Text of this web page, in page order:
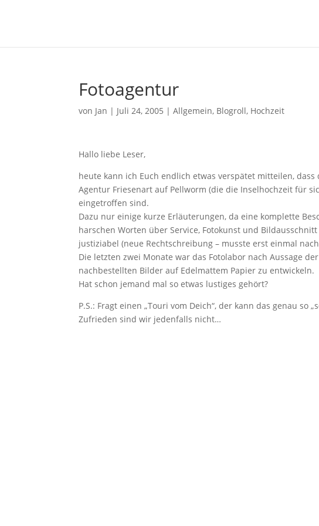
Fotoagentur
von Jan | Juli 24, 2005 |Allgemein, Blogroll, Hochzeit
Hallo liebe Leser,
heute kann ich Euch endlich etwas verspätet mitteilen,
Agentur Friesenart auf Pellworm (die die Inselhochzeit für
eingetroffen sind.
Dazu nur einige kurze Erläuterungen, da eine komplette
harschen Worten über Service, Fotokunst und
justiziabel (neue Rechtschreibung – musste erst einmal
Die letzten zwei Monate war das Fotolabor nach Aussage
nachbestellten Bilder auf Edelmattem Papier zu entwickeln.
Hat schon jemand mal so etwas lustiges gehört?
P.S.: Fragt einen „Touri vom Deich“, der kann das genau so
Zufrieden sind wir jedenfalls nicht…